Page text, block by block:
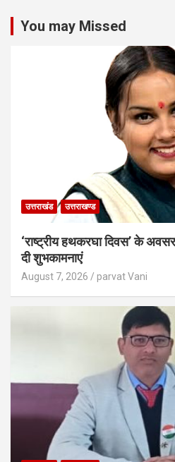
You may Missed
उत्तराखंड उत्तराखण्ड
‘राष्ट्रीय हथकरघा दिवस’ के
दी शुभकामनाएं
August 7, 2026 parvat Vani